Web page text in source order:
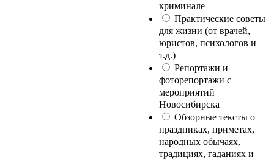
криминале
Практические советы
для жизни (от врачей,
юристов, психологов и
т.д.)
Репортажи и
фоторепортажи с
мероприятий
Новосибирска
Обзорные тексты о
праздниках, приметах,
народных обычаях,
традициях, гаданиях и